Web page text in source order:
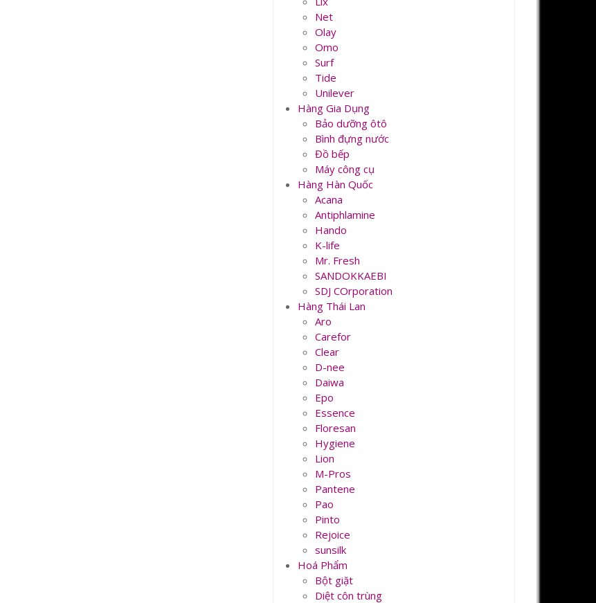
Net
Olay
Omo
Surf
Tide
Unilever
Hàng Gia Dụng
Bảo dưỡng ôtô
Bình đựng nước
Đồ bếp
Máy công cụ
Hàng Hàn Quốc
Acana
Antiphlamine
Hando
K-life
Mr. Fresh
SANDOKKAEBI
SDJ COrporation
Hàng Thái Lan
Aro
Carefor
Clear
D-nee
Daiwa
Epo
Essence
Floresan
Hygiene
Lion
M-Pros
Pantene
Pao
Pinto
Rejoice
sunsilk
Hoá Phẩm
Bột giặt
Diệt côn trùng